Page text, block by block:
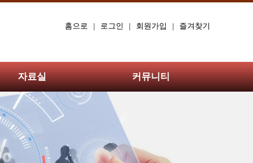
홈으로 | 로그인 | 회원가입 | 즐겨찾기
자료실 커뮤니티